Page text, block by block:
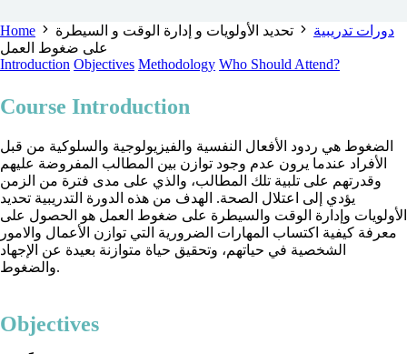
Home دورات تدريبية
تحديد الأولويات و إدارة الوقت و السيطرة
على ضغوط العمل
Introduction Objectives Methodology Who Should Attend?
Course Introduction
الضغوط هي ردود الأفعال النفسية والفيزيولوجية والسلوكية من قبل
الأفراد عندما يرون عدم وجود توازن بين المطالب المفروضة عليهم
وقدرتهم على تلبية تلك المطالب، والذي على مدى فترة من الزمن
يؤدي إلى اعتلال الصحة. الهدف من هذه الدورة التدريبية تحديد
الأولويات وإدارة الوقت والسيطرة على ضغوط العمل هو الحصول على
معرفة كيفية اكتساب المهارات الضرورية التي توازن الأعمال والامور
الشخصية في حياتهم، وتحقيق حياة متوازنة بعيدة عن الإجهاد
والضغوط.
Objectives